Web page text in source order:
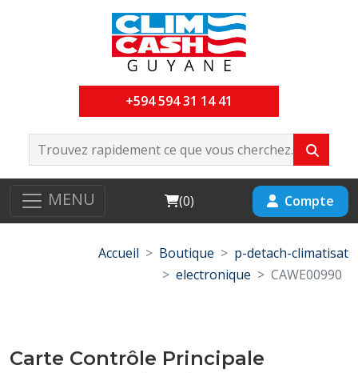
+594 594 31 14 41
MENU Cart
(0) Compte
Accueil Boutique
p-detach-climatisat
electronique
CAWE00990
Carte Contrôle Principale